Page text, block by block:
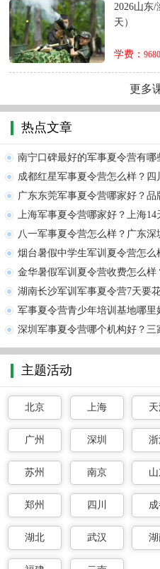
2026山东
天）
学费： 9680
更多
热点文章
南宁口碑最好的军事夏令营有哪
成都红星军事夏令营怎么样？
广东东莞军事夏令营哪家好？品
上海军事夏令营哪家好？上海14
八一军事夏令营怎么样？广东深
烟台暑假中学生军训夏令营怎么
金华暑假军训夏令营收费怎么样
湖南长沙军训军事夏令营7天要
军事夏令营青少年培训基地哪里
深圳军事夏令营哪个机构好？三
主题活动
北京 上海
广州 深圳 浙
苏州 南京
郑州 四川
湖北 武汉